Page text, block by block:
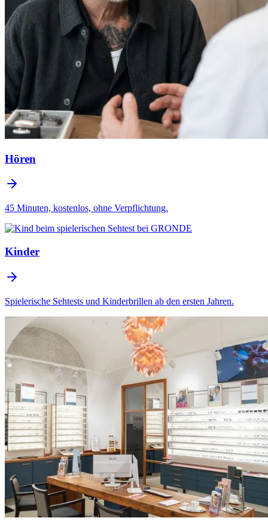
Hören
45 Minuten, kostenlos, ohne Verpflichtung.
Kinder
Spielerische Sehtests und Kinderbrillen ab den ersten Jahren.